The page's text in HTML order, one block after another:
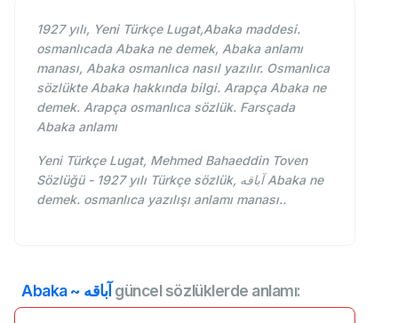
1927 yılı, Yeni Türkçe Lugat,Abaka maddesi.
osmanlıcada Abaka ne demek, Abaka anlamı
manası, Abaka osmanlıca nasıl yazılır. Osmanlıca
sözlükte Abaka hakkında bilgi. Arapça Abaka ne
demek. Arapça osmanlıca sözlük. Farsçada
Abaka anlamı
Yeni Türkçe Lugat, Mehmed Bahaeddin Toven
Sözlüğü - 1927 yılı Türkçe sözlük, آباقه Abaka ne
demek. osmanlıca yazılışı anlamı manası..
Abaka ~ آباقه güncel sözlüklerde anlamı: